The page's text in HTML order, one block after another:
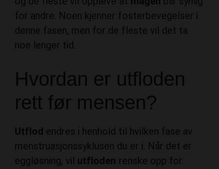
for andre. Noen kjenner fosterbevegelser i
denne fasen, men for de fleste vil det ta
noe lenger tid.
Hvordan er utfloden
rett før mensen?
Utflod endres i henhold til hvilken fase av
menstruasjonssyklusen du er i. Når det er
eggløsning, vil utfloden renske opp for